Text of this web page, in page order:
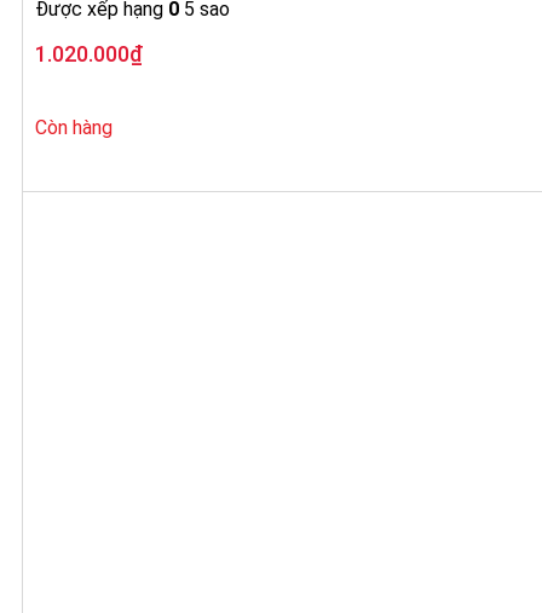
Được xếp hạng 0 5 sao
1.020.000₫
Còn hàng